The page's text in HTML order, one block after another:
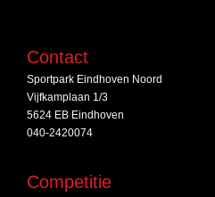
Contact
Sportpark Eindhoven Noord
Vijfkamplaan 1/3
5624 EB Eindhoven
040-2420074
Competitie